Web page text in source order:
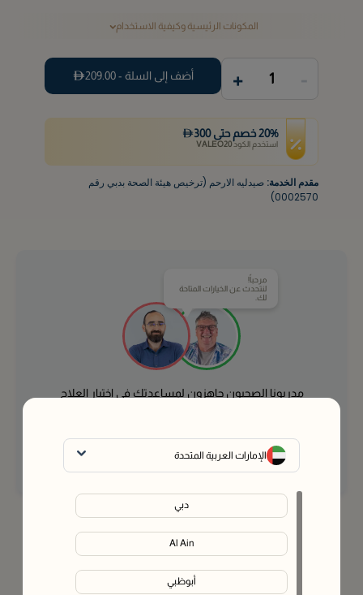
الإمارات العربية المتحدة
دبي
Al Ain
أبوظبي
المكونات الرئيسية وكيفية الاستخدام
-
1
+ أضف إلى السلة -209.00
20% خصم حتى 300
استخدم الكودVALEO20
مقدم الخدمة: صيدليه الارحم (ترخيص هيئة الصحة بدبي رقم
0002570)
مرحباً!
لنتحدث عن الخيارات المتاحة
لك.
مدربونا الصحيون جاهزون لمساعدتك في اختيار العلاج
تواصل مع خبير